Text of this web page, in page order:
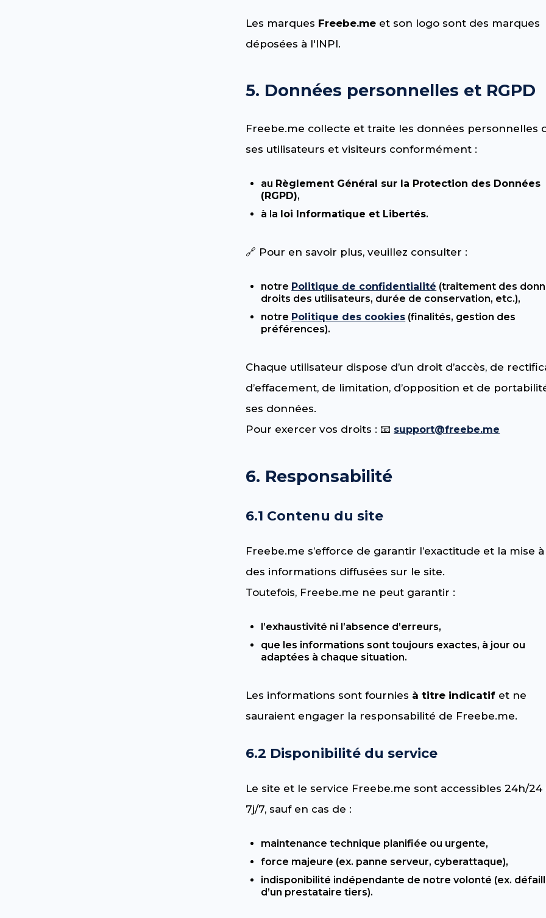
Les marques Freebe.me et son logo sont des marques
déposées à l'INPI.
5. Données personnelles et RGPD
Freebe.me collecte et traite les données personnelles
ses utilisateurs et visiteurs conformément :
au Règlement Général sur la Protection des Données
(RGPD),
à la loi Informatique et Libertés.
🔗 Pour en savoir plus, veuillez consulter :
notre Politique de confidentialité (traitement des
droits des utilisateurs, durée de conservation, etc.),
notre Politique des cookies (finalités, gestion des
préférences).
Chaque utilisateur dispose d’un droit d’accès, de
d’effacement, de limitation, d’opposition et de
ses données.
Pour exercer vos droits : 📧 support@freebe.me
6. Responsabilité
6.1 Contenu du site
Freebe.me s’efforce de garantir l’exactitude et la mise
des informations diffusées sur le site.
Toutefois, Freebe.me ne peut garantir :
l’exhaustivité ni l’absence d’erreurs,
que les informations sont toujours exactes, à jour ou
adaptées à chaque situation.
Les informations sont fournies à titre indicatif et ne
sauraient engager la responsabilité de Freebe.me.
6.2 Disponibilité du service
Le site et le service Freebe.me sont accessibles 24h/24
7j/7, sauf en cas de :
maintenance technique planifiée ou urgente,
force majeure (ex. panne serveur, cyberattaque),
indisponibilité indépendante de notre volonté (ex.
d’un prestataire tiers).